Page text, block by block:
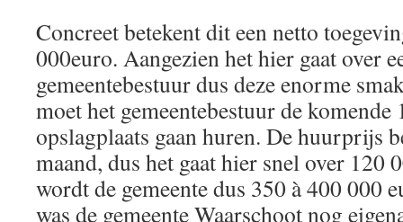
Concreet betekent dit een netto
000euro. Aangezien het hier gaat over
gemeentebestuur dus deze enorme
moet het gemeentebestuur de
opslagplaats gaan huren. De huurprijs
maand, dus het gaat hier snel over 120
wordt de gemeente dus 350 à 400 000
was de gemeente Waarschoot nog